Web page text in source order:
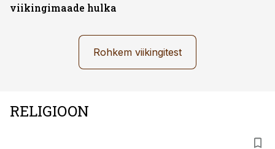
viikingimaade hulka
Rohkem viikingitest
RELIGIOON